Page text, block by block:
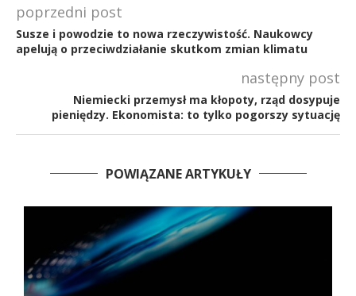
poprzedni post
Susze i powodzie to nowa rzeczywistość. Naukowcy
apelują o przeciwdziałanie skutkom zmian klimatu
następny post
Niemiecki przemysł ma kłopoty, rząd dosypuje
pieniędzy. Ekonomista: to tylko pogorszy sytuację
POWIĄZANE ARTYKUŁY